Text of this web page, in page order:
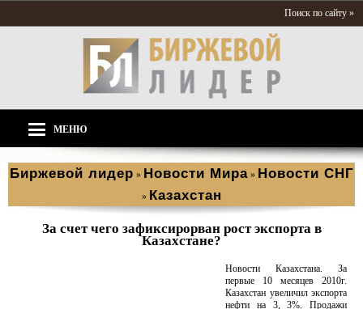
Поиск по сайту »
МЕНЮ
Биржевой лидер » Новости Мира » Новости СНГ
» Казахстан
За счет чего зафиксирорван рост экспорта в
Казахстане?
Новости Казахстана. За
первые 10 месяцев 2010г.
Казахстан увеличил экспорта
нефти на 3, 3%. Продажи